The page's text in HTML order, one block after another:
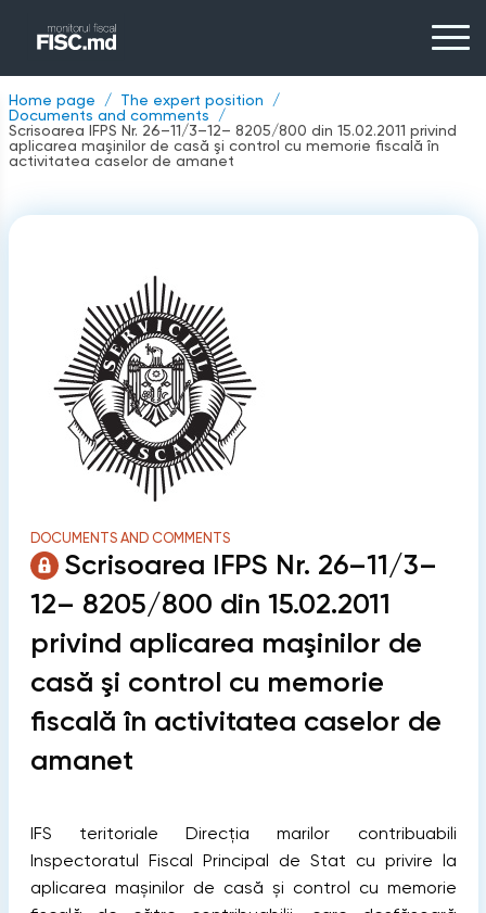
Home page
The expert position
Documents and comments
Scrisoarea IFPS Nr. 26–11/3–12– 8205/800 din 15.02.2011 privind
aplicarea maşinilor de casă şi control cu memorie ﬁscală în
activitatea caselor de amanet
DOCUMENTS AND COMMENTS
Scrisoarea IFPS Nr. 26–11/3–
12– 8205/800 din 15.02.2011
privind aplicarea maşinilor de
casă şi control cu memorie
ﬁscală în activitatea caselor de
amanet
IFS teritoriale Direcţia marilor contribuabili
Inspectoratul Fiscal Principal de Stat cu privire la
aplicarea mașinilor de casă și control cu memorie